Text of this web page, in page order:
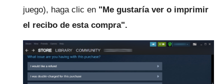
juego), haga clic en "Me gustaría ver o imprimir
el recibo de esta compra".